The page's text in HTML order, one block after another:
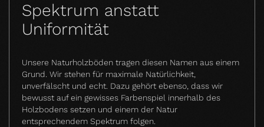
Spektrum anstatt
Uniformität
Unsere Naturholzböden tragen diesen Namen aus einem
Grund. Wir stehen für maximale Natürlichkeit,
unverfälscht und echt. Dazu gehört ebenso, dass wir
bewusst auf ein gewisses Farbenspiel innerhalb des
Holzbodens setzen und einem der Natur
entsprechendem Spektrum folgen.